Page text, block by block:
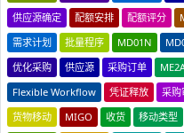
供应源确定
配额安排 配额评分
需求计划
批量程序 MD01N
优化采购
供应源 采购订单
Flexible Workflow
凭证释放 采购
货物移动
MIGO 收货 移动类型